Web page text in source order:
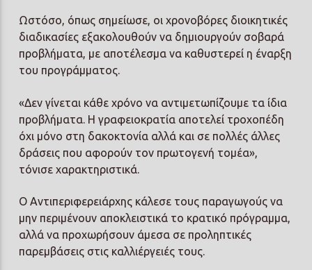
Ωστόσο, όπως σημείωσε, οι χρονοβόρες διοικητικές
διαδικασίες εξακολουθούν να δημιουργούν σοβαρά
προβλήματα, με αποτέλεσμα να καθυστερεί η έναρξη
του προγράμματος.
«Δεν γίνεται κάθε χρόνο να αντιμετωπίζουμε τα ίδια
προβλήματα. Η γραφειοκρατία αποτελεί τροχοπέδη
όχι μόνο στη δακοκτονία αλλά και σε πολλές άλλες
δράσεις που αφορούν τον πρωτογενή τομέα»,
τόνισε χαρακτηριστικά.
Ο Αντιπεριφερειάρχης κάλεσε τους παραγωγούς να
μην περιμένουν αποκλειστικά το κρατικό πρόγραμμα,
αλλά να προχωρήσουν άμεσα σε προληπτικές
παρεμβάσεις στις καλλιέργειές τους.